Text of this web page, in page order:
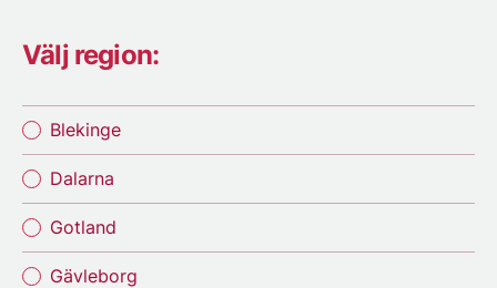
Välj region:
Blekinge
Dalarna
Gotland
Gävleborg